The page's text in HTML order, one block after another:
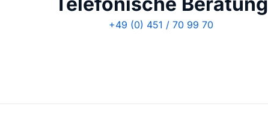
+49 (0) 451 / 70 99 70